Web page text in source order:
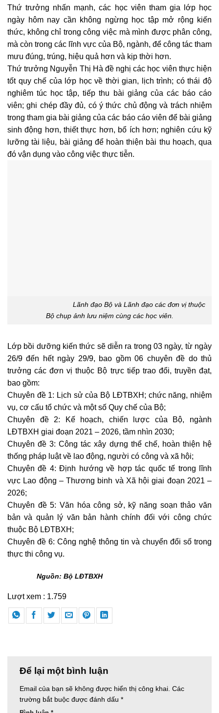
Thứ trưởng nhấn mạnh, các học viên tham gia lớp học
ngày hôm nay cần không ngừng học tập mở rộng kiến
thức, không chỉ trong công việc mà mình được phân công,
mà còn trong các lĩnh vực của Bộ, ngành, để công tác tham
mưu đúng, trúng, hiệu quả hơn và kịp thời hơn.
Thứ trưởng Nguyễn Thị Hà đề nghị các học viên thực hiện
tốt quy chế của lớp học về thời gian, lịch trình; có thái độ
nghiêm túc học tập, tiếp thu bài giảng của các báo cáo
viên; ghi chép đầy đủ, có ý thức chủ động và trách nhiệm
trong tham gia bài giảng của các báo cáo viên để bài giảng
sinh động hơn, thiết thực hơn, bổ ích hơn; nghiên cứu kỹ
lưỡng tài liệu, bài giảng để hoàn thiện bài thu hoạch, qua
đó vận dụng vào công việc thực tiễn.
Lãnh đạo Bộ và Lãnh đạo các đơn vị thuộc
Bộ chụp ảnh lưu niệm cùng các học viên.
Lớp bồi dưỡng kiến thức sẽ diễn ra trong 03 ngày, từ ngày
26/9 đến hết ngày 29/9, bao gồm 06 chuyên đề do thủ
trưởng các đơn vị thuộc Bộ trực tiếp trao đổi, truyền đạt,
bao gồm:
Chuyên đề 1: Lịch sử của Bộ LĐTBXH; chức năng, nhiệm
vụ, cơ cấu tổ chức và một số Quy chế của Bộ;
Chuyên đề 2: Kế hoạch, chiến lược của Bộ, ngành
LĐTBXH giai đoạn 2021 – 2026, tầm nhìn 2030;
Chuyên đề 3: Công tác xây dựng thể chế, hoàn thiện hệ
thống pháp luật về lao động, người có công và xã hội;
Chuyên đề 4: Định hướng về hợp tác quốc tế trong lĩnh
vực Lao động – Thương binh và Xã hội giai đoạn 2021 –
2026;
Chuyên đề 5: Văn hóa công sở, kỹ năng soạn thảo văn
bản và quản lý văn bản hành chính đối với công chức
thuộc Bộ LĐTBXH;
Chuyên đề 6: Công nghệ thông tin và chuyển đổi số trong
thực thi công vụ.
Nguồn: Bộ LĐTBXH
Lượt xem : 1.759
Để lại một bình luận
Email của bạn sẽ không được hiển thị công khai. Các
trường bắt buộc được đánh dấu *